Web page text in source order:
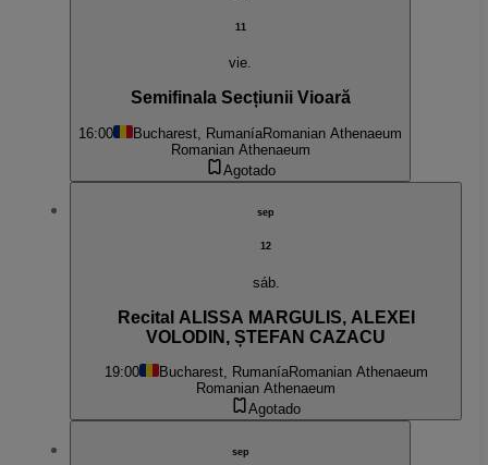
11
vie.
Semifinala Secțiunii Vioară
16:00 Bucharest, RumaníaRomanian Athenaeum
Romanian Athenaeum
Agotado
sep
12
sáb.
Recital ALISSA MARGULIS, ALEXEI
VOLODIN, ȘTEFAN CAZACU
19:00 Bucharest, RumaníaRomanian Athenaeum
Romanian Athenaeum
Agotado
sep